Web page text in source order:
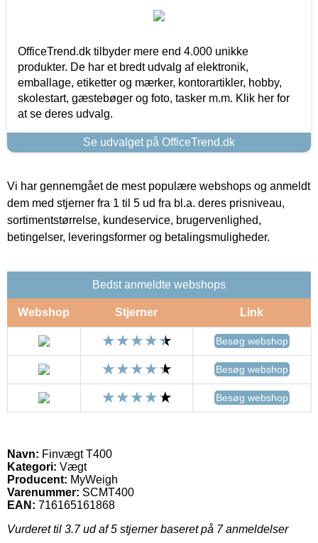
OfficeTrend.dk tilbyder mere end 4.000 unikke
produkter. De har et bredt udvalg af elektronik,
emballage, etiketter og mærker, kontorartikler, hobby,
skolestart, gæstebøger og foto, tasker m.m. Klik her for
at se deres udvalg.
Se udvalget på OfficeTrend.dk
Vi har gennemgået de mest populære webshops og anmeldt
dem med stjerner fra 1 til 5 ud fra bl.a. deres prisniveau,
sortimentstørrelse, kundeservice, brugervenlighed,
betingelser, leveringsformer og betalingsmuligheder.
Bedst anmeldte webshops
Webshop Stjerner Link
Besøg webshop
Besøg webshop
Besøg webshop
Navn: Finvægt T400
Kategori: Vægt
Producent: MyWeigh
Varenummer: SCMT400
EAN: 716165161868
Vurderet til 3.7ud af 5 stjerner baseret på 7anmeldelser